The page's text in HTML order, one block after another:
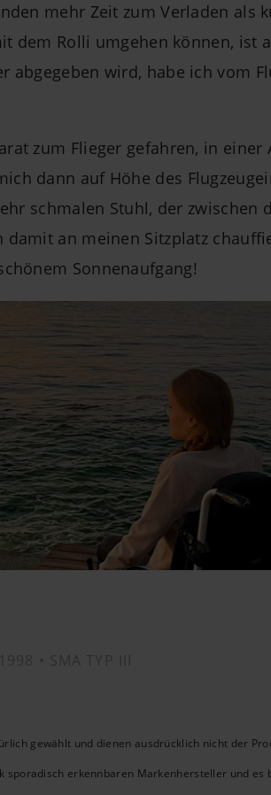
mehr Zeit zum Verladen als
dem Rolli umgehen können, ist
abgegeben wird, habe ich vom
zum Flieger gefahren, in einer
dann auf Höhe des
schmalen Stuhl, der zwischen
an meinen Sitzplatz
Sonnenaufgang!
gewählt und dienen ausdrücklich nicht der
sporadisch erkennbaren Markenhersteller und es